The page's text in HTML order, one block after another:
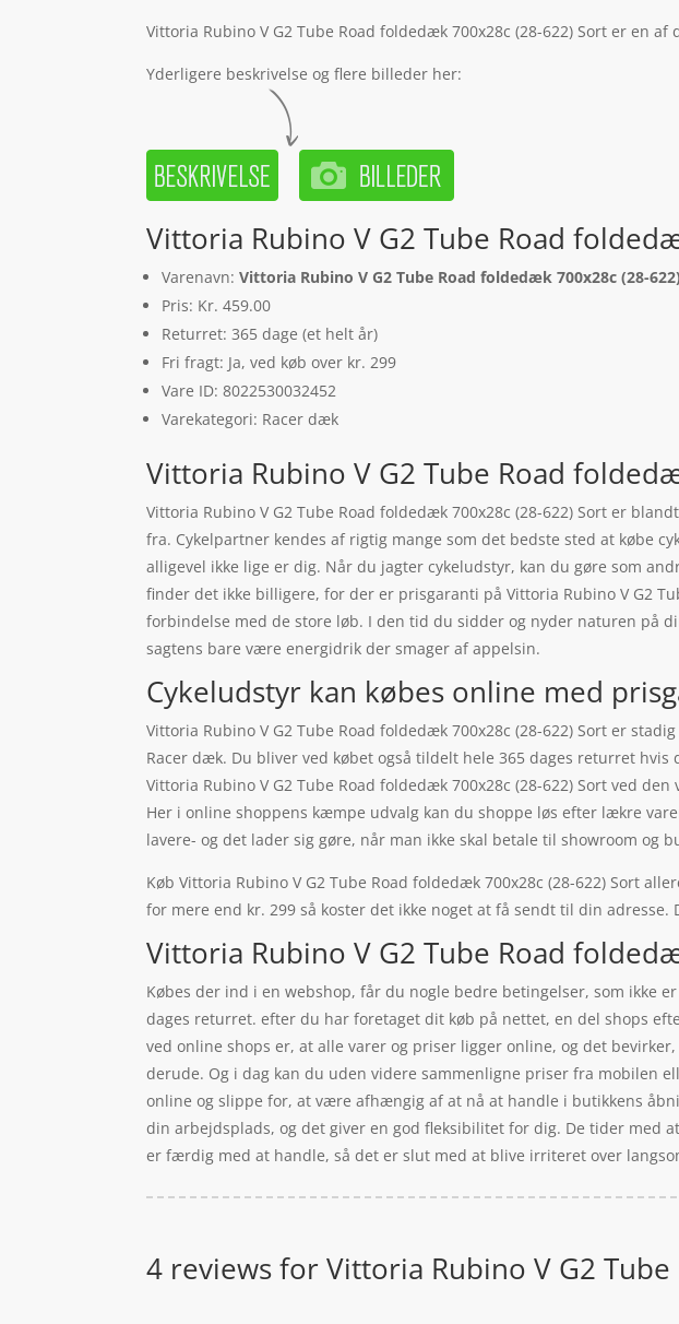
Vittoria Rubino V G2 Tube Road foldedæk 700x28c (28-622) Sort er en
Yderligere beskrivelse og flere billeder her:
Vittoria Rubino V G2 Tube Road
Varenavn:Vittoria Rubino V G2 Tube Road foldedæk 700x28c (28-
Pris: Kr. 459.00
Returret: 365 dage (et helt år)
Fri fragt: Ja, ved køb over kr. 299
Vare ID: 8022530032452
Varekategori: Racer dæk
Vittoria Rubino V G2 Tube Road
Vittoria Rubino V G2 Tube Road foldedæk 700x28c (28-622) Sort er
fra. Cykelpartner kendes af rigtig mange som det bedste sted at købe
alligevel ikke lige er dig. Når du jagter cykeludstyr, kan du gøre som
finder det ikke billigere, for der er prisgaranti på Vittoria Rubino V G2
forbindelse med de store løb. I den tid du sidder og nyder naturen på
sagtens bare være energidrik der smager af appelsin.
Cykeludstyr kan købes online med
Vittoria Rubino V G2 Tube Road foldedæk 700x28c (28-622) Sort er
Racer dæk. Du bliver ved købet også tildelt hele 365 dages returret
Vittoria Rubino V G2 Tube Road foldedæk 700x28c (28-622) Sort ved
Her i online shoppens kæmpe udvalg kan du shoppe løs efter lækre
lavere- og det lader sig gøre, når man ikke skal betale til showroom og
Køb Vittoria Rubino V G2 Tube Road foldedæk 700x28c (28-622) Sort
for mere end kr. 299 så koster det ikke noget at få sendt til din
Vittoria Rubino V G2 Tube Road
Købes der ind i en webshop, får du nogle bedre betingelser, som ikke
dages returret. efter du har foretaget dit køb på nettet, en del shops
ved online shops er, at alle varer og priser ligger online, og det
derude. Og i dag kan du uden videre sammenligne priser fra mobilen
online og slippe for, at være afhængig af at nå at handle i butikkens
din arbejdsplads, og det giver en god fleksibilitet for dig. De tider med
er færdig med at handle, så det er slut med at blive irriteret over
4 reviews forVittoria Rubino V G2